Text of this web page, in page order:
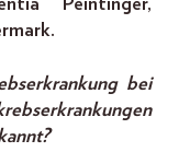
Peintinger,
bei